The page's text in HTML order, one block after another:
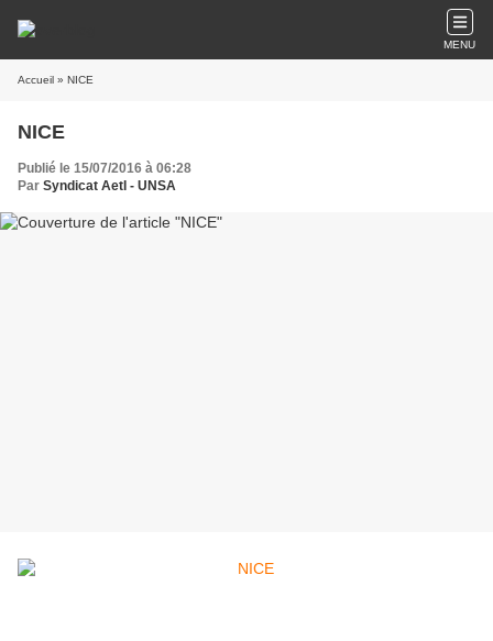
MENU
Accueil » NICE
NICE
Publié le 15/07/2016 à 06:28
Par Syndicat AetI - UNSA